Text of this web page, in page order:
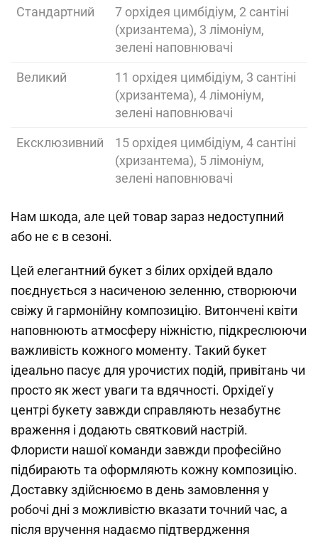
Cтандартний
7 орхідея цимбідіум, 2 сантіні
(хризантема), 3 лімоніум,
зелені наповнювачі
Великий
11 орхідея цимбідіум, 3 сантіні
(хризантема), 4 лімоніум,
зелені наповнювачі
Ексклюзивний
15 орхідея цимбідіум, 4 сантіні
(хризантема), 5 лімоніум,
зелені наповнювачі
Нам шкода, але цей товар зараз недоступний
або не є в сезоні.
Цей елегантний букет з білих орхідей вдало
поєднується з насиченою зеленню, створюючи
свіжу й гармонійну композицію. Витончені квіти
наповнюють атмосферу ніжністю, підкреслюючи
важливість кожного моменту. Такий букет
ідеально пасує для урочистих подій, привітань чи
просто як жест уваги та вдячності. Орхідеї у
центрі букету завжди справляють незабутнє
враження і додають святковий настрій.
Флористи нашої команди завжди професійно
підбирають та оформляють кожну композицію.
Доставку здійснюємо в день замовлення у
робочі дні з можливістю вказати точний час, а
після вручення надаємо підтвердження